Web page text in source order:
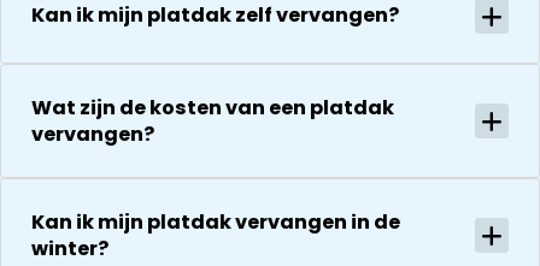
uitvoering en
droog!!! Dus
zeker een 5
waard door
vervolgens
conform
afspraak en
onverwachte
tegenkomen
vakkundig
Kan ik mijn platdak zelf vervangen?
Wat zijn de kosten van een platdak
vervangen?
Kan ik mijn platdak vervangen in de
winter?